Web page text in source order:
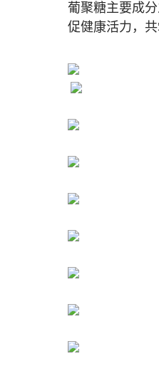
葡聚糖主要成
促健康活力，